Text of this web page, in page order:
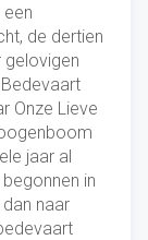
de dertien
gelovigen
Onze Lieve
jaar al
in
naar